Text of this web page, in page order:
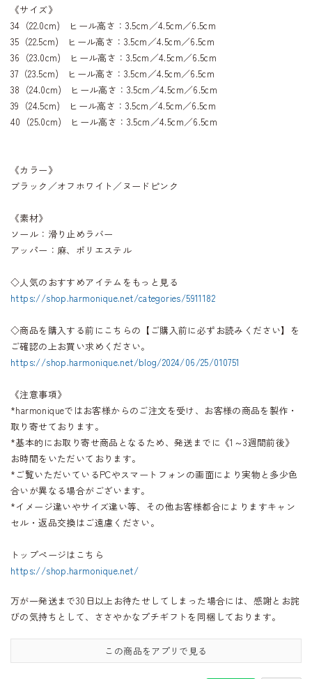
《サイズ》
34（22.0cm) ヒール高さ：3.5cm／4.5cm／6.5cm
35（22.5cm) ヒール高さ：3.5cm／4.5cm／6.5cm
36（23.0cm) ヒール高さ：3.5cm／4.5cm／6.5cm
37（23.5cm) ヒール高さ：3.5cm／4.5cm／6.5cm
38（24.0cm) ヒール高さ：3.5cm／4.5cm／6.5cm
39（24.5cm) ヒール高さ：3.5cm／4.5cm／6.5cm
40（25.0cm) ヒール高さ：3.5cm／4.5cm／6.5cm
《カラー》
ブラック／オフホワイト／ヌードピンク
《素材》
ソール：滑り止めラバー
アッパー：麻、ポリエステル
◇人気のおすすめアイテムをもっと見る
https://shop.harmonique.net/categories/5911182
◇商品を購入する前にこちらの【ご購入前に必ずお読みください】を
ご確認の上お買い求めください。
https://shop.harmonique.net/blog/2024/06/25/010751
《注意事項》
*harmoniqueではお客様からのご注文を受け、お客様の商品を製作・
取り寄せております。
*基本的にお取り寄せ商品となるため、発送までに《1～3週間前後》
お時間をいただいております。
*ご覧いただいているPCやスマートフォンの画面により実物と多少色
合いが異なる場合がございます。
*イメージ違いやサイズ違い等、その他お客様都合によりますキャン
セル・返品交換はご遠慮ください。
トップページはこちら
https://shop.harmonique.net/
万が一発送まで30日以上お待たせしてしまった場合には、感謝とお詫
びの気持ちとして、ささやかなプチギフトを同梱しております。
この商品をアプリで見る